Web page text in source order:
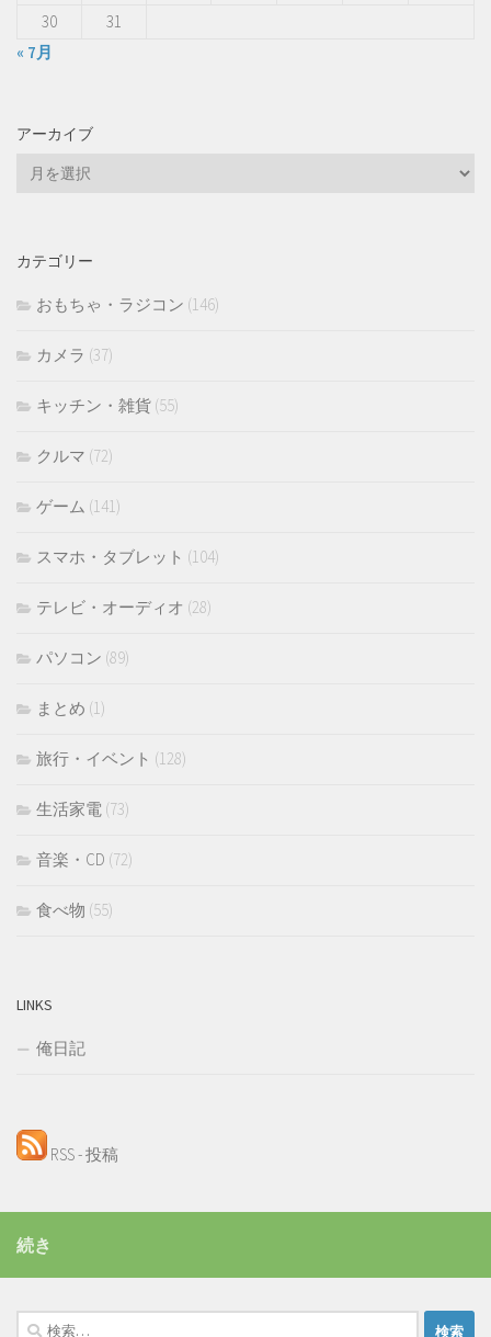
30
31
« 7月
アーカイブ
ブ
カテゴリー
おもちゃ・ラジコン (146)
カメラ (37)
キッチン・雑貨 (55)
クルマ (72)
ゲーム (141)
スマホ・タブレット (104)
テレビ・オーディオ (28)
パソコン (89)
まとめ (1)
旅行・イベント (128)
生活家電 (73)
音楽・CD (72)
食べ物 (55)
LINKS
俺日記
RSS - 投稿
続き
検